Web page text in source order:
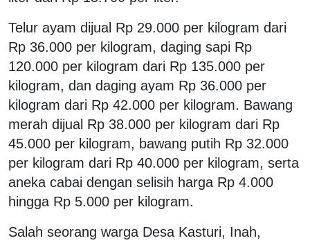
Telur ayam dijual Rp 29.000 per kilogram dari
Rp 36.000 per kilogram, daging sapi Rp
120.000 per kilogram dari Rp 135.000 per
kilogram, dan daging ayam Rp 36.000 per
kilogram dari Rp 42.000 per kilogram. Bawang
merah dijual Rp 38.000 per kilogram dari Rp
45.000 per kilogram, bawang putih Rp 32.000
per kilogram dari Rp 40.000 per kilogram, serta
aneka cabai dengan selisih harga Rp 4.000
hingga Rp 5.000 per kilogram.
Salah seorang warga Desa Kasturi, Inah,